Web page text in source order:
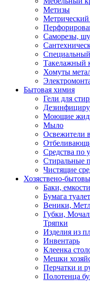
Метизы
Саморезы,
Такелажный
Хомуты
Бытовая химия
Гели для
Моющие
Мыло
Освежители
Средства по
Стиральные
Чистящие
Хозяствено-
Баки, емкости
Бумага
Веники,
Губки,
Тряпки
Изделия из
Инвентарь
Клеенка
Мешки
Перчатки и
Полотенца